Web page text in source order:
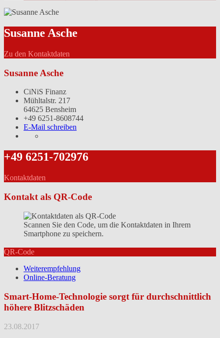
Susanne Asche
Zu den Kontaktdaten
Susanne Asche
CiNiS Finanz
Mühltalstr. 217
64625 Bensheim
+49 6251-8608744
E-Mail schreiben
+49 6251-702976
Kontaktdaten
Kontakt als QR-Code
Scannen Sie den Code, um die Kontaktdaten in Ihrem
Smartphone zu speichern.
QR-Code
Weiterempfehlung
Online-Beratung
Smart-Home-Technologie sorgt für durchschnittlich
höhere Blitzschäden
23.08.2017